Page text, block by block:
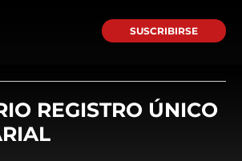
SUSCRIBIRSE
REGISTRO ÚNICO